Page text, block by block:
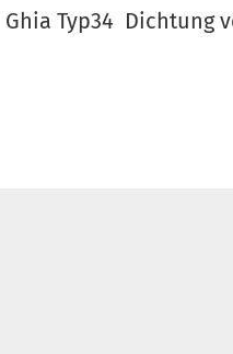
Typ34 Dichtung